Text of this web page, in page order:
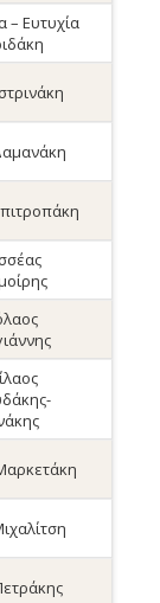
– Ευτυχία